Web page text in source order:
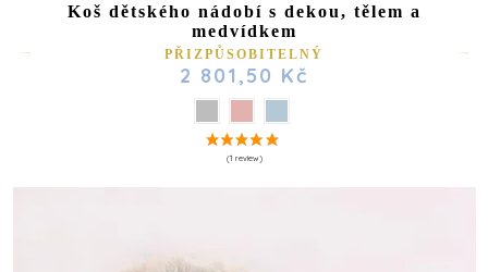
Koš dětského nádobí s dekou, tělem a
medvídkem
PŘIZPŮSOBITELNÝ
2 801,50 Kč